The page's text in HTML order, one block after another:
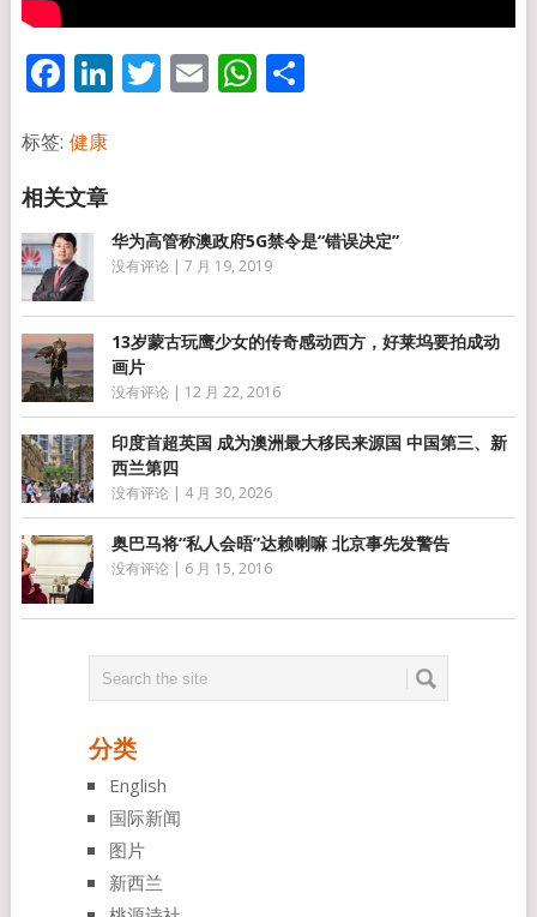
Facebook
LinkedIn
Twitter
EmailWhatsApp
分
标签: 健康
华为高管称澳政府5G禁令是“错误决定”
没有评论 | 7 月 19, 2019
13岁蒙古玩鹰少女的传奇感动西方，好莱坞要拍成动
画片
没有评论 | 12 月 22, 2016
印度首超英国 成为澳洲最大移民来源国 中国第三、新
西兰第四
没有评论 | 4 月 30, 2026
奥巴马将“私人会晤”达赖喇嘛 北京事先发警告
没有评论 | 6 月 15, 2016
分类
English
国际新闻
图片
新西兰